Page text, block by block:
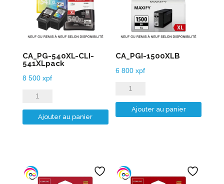
CA_PG-540XL-CLI-
541XLpack
8 500 xpf
quantité
de
CA_PG-
Ajouter au panier
CA_PGI-1500XLB
6 800xpf
quantité
de
CA_PGI-
Ajouter au panier